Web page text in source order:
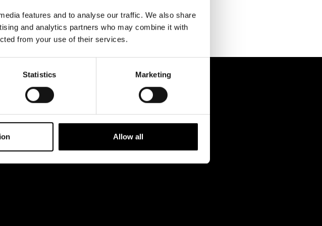
features and to analyse our traffic. We also share
and analytics partners who may combine it with
from your use of their services.
Statistics Marketing
Allow all
Press
Jobba hos oss
Svenska Teatern Live
hos oss